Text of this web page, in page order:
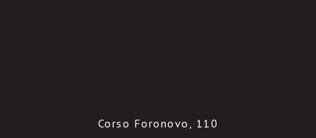
Corso Foronovo, 110